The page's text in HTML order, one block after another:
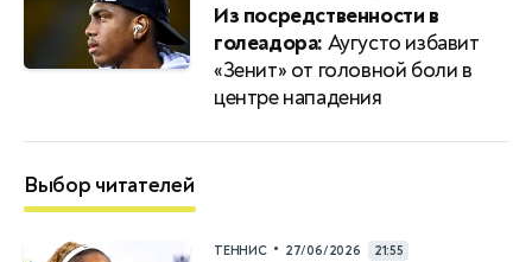
Из посредственности в
голеадора: Аугусто избавит
«Зенит» от головной боли в
центре нападения
Выбор читателей
ТЕННИС • 27/06/2026 21:55